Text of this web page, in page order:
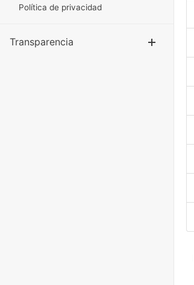
Política de privacidad
Transparencia